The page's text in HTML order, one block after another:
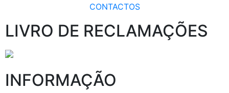
CONTACTOS
LIVRO DE RECLAMAÇÕES
INFORMAÇÃO